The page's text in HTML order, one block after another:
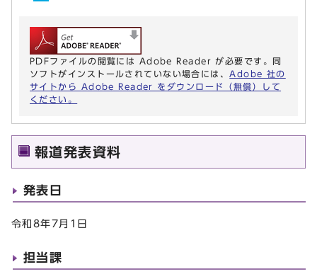
PDFファイルの閲覧には Adobe Reader が必要です。同
ソフトがインストールされていない場合には、 Adobe 社の
サイトから Adobe Reader をダウンロード（無償）して
ください。
報道発表資料
発表日
令和8年7月1日
担当課